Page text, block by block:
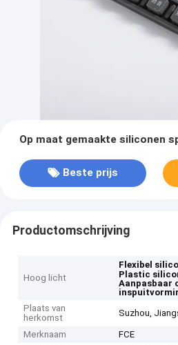
Op maat gemaakte siliconen
Beste prijs
Productomschrijving
Hoog licht
Flexibel
Plastic
Aanpasbaar
Plaats van
herkomst
Suzhou,
Merknaam
FCE